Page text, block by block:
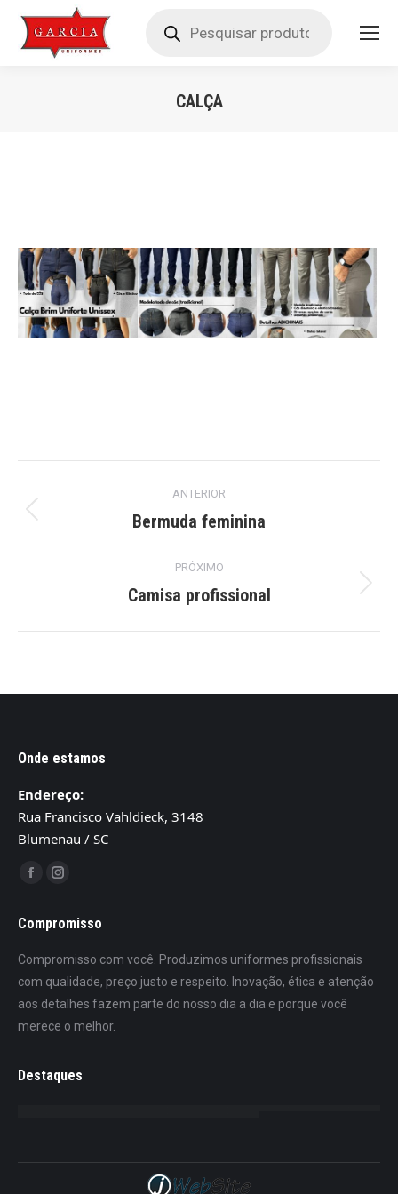
produtos
CALÇA
navigation
ANTERIOR
Previous
Bermuda feminina
PRÓXIMO
Next
Camisa profissional
Onde estamos
Endereço:
Rua Francisco Vahldieck, 3148
Blumenau / SC
Encontre-nos em:
Facebook
opens
window
Instagram
opens
new
window
Compromisso
Compromisso com você. Produzimos uniformes profissionais
com qualidade, preço justo e respeito. Inovação, ética e atenção
aos detalhes fazem parte do nosso dia a dia e porque você
merece o melhor.
Destaques